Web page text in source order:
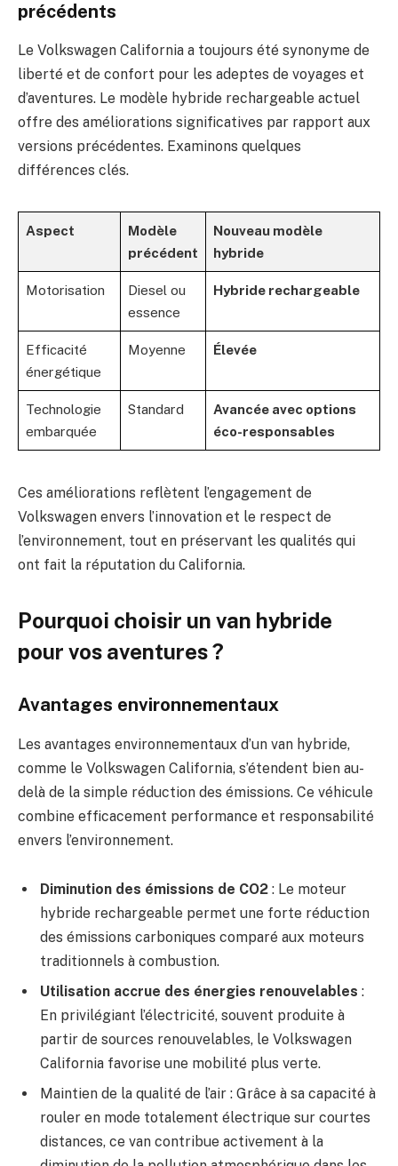
précédents
Le Volkswagen California a toujours été synonyme de
liberté et de confort pour les adeptes de voyages et
d’aventures. Le modèle hybride rechargeable actuel
offre des améliorations significatives par rapport aux
versions précédentes. Examinons quelques
différences clés.
Aspect
Modèle
précédent
Nouveau modèle
hybride
Motorisation
Diesel ou
essence
Hybride rechargeable
Efficacité
énergétique
Moyenne Élevée
Technologie
embarquée
Standard
Avancée avec options
éco-responsables
Ces améliorations reflètent l’engagement de
Volkswagen envers l’innovation et le respect de
l’environnement, tout en préservant les qualités qui
ont fait la réputation du California.
Pourquoi choisir un van hybride
pour vos aventures ?
Avantages environnementaux
Les avantages environnementaux d’un van hybride,
comme le Volkswagen California, s’étendent bien au-
delà de la simple réduction des émissions. Ce véhicule
combine efficacement performance et responsabilité
envers l’environnement.
Diminution des émissions de CO2 : Le moteur
hybride rechargeable permet une forte réduction
des émissions carboniques comparé aux moteurs
traditionnels à combustion.
Utilisation accrue des énergies renouvelables :
En privilégiant l’électricité, souvent produite à
partir de sources renouvelables, le Volkswagen
California favorise une mobilité plus verte.
Maintien de la qualité de l’air : Grâce à sa capacité à
rouler en mode totalement électrique sur courtes
distances, ce van contribue activement à la